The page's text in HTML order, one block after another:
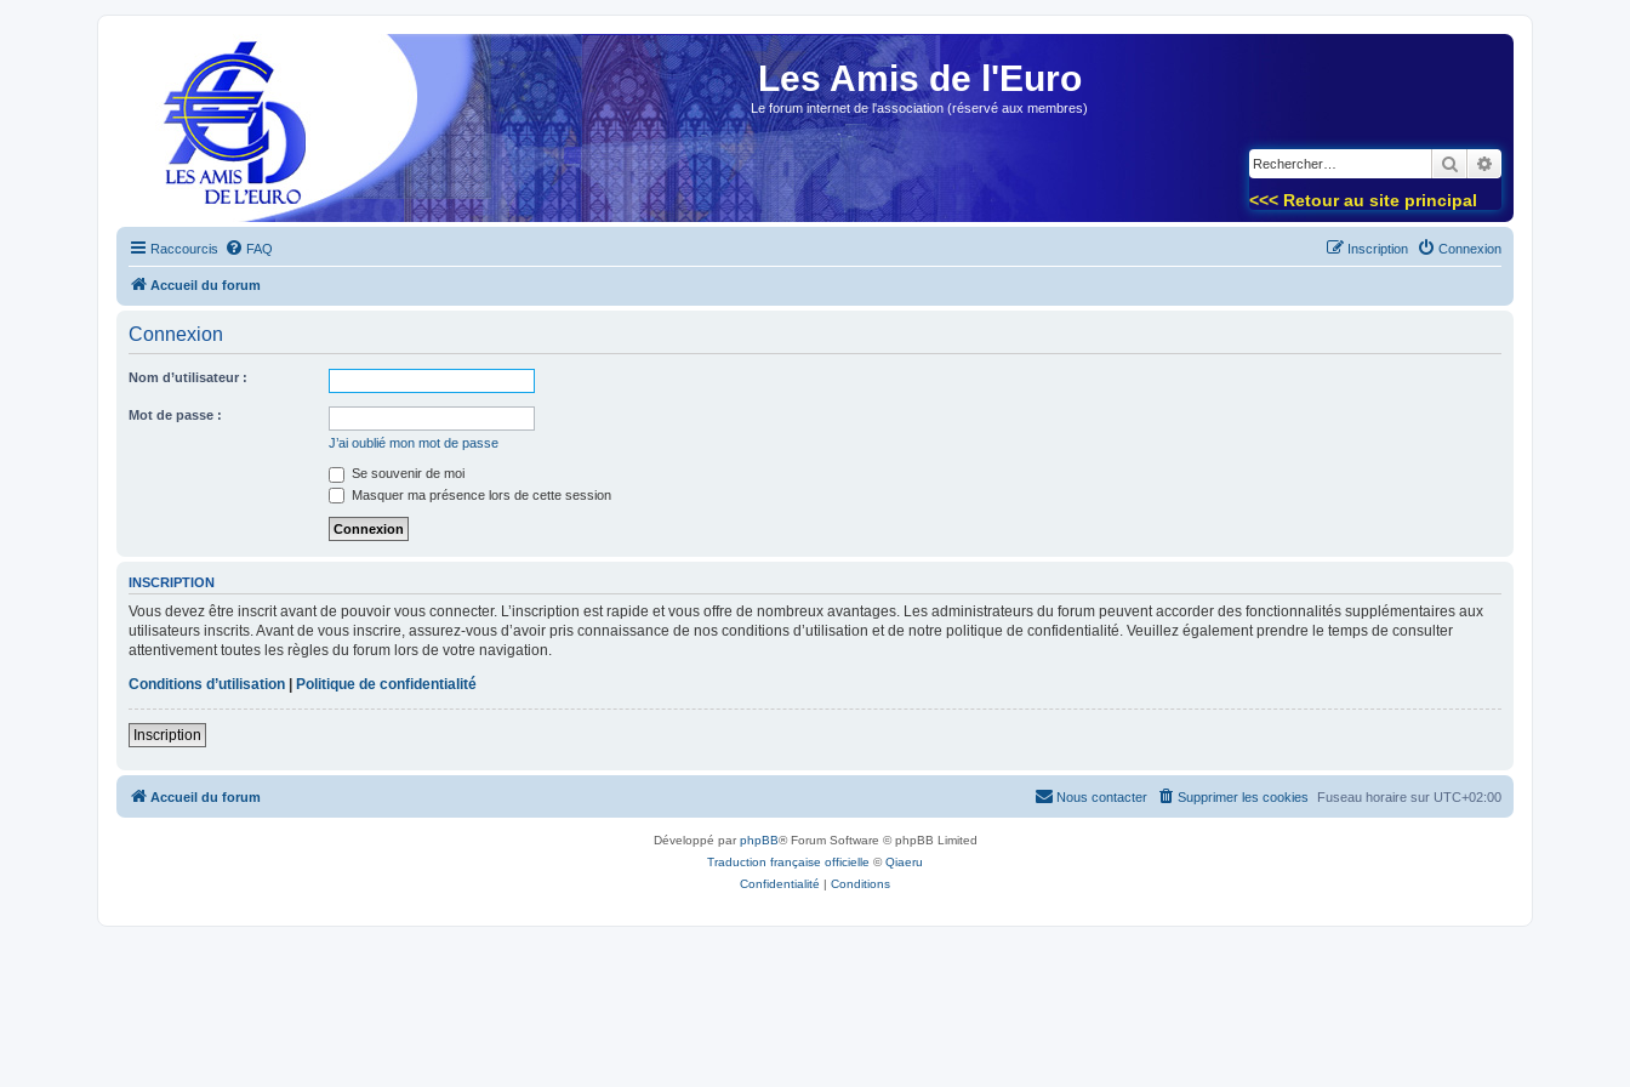
Les Amis de l'Euro
Le forum internet de l'association (réservé aux membres)
Rechercher
<<< Retour au site principal
Raccourcis FAQ Connexion
Inscription
Accueil du forum
Connexion
Nom d’utilisateur :
Mot de passe :
J’ai oublié mon mot de passe
Se souvenir de moi
Masquer ma présence lors de cette session
INSCRIPTION
Vous devez être inscrit avant de pouvoir vous connecter. L’inscription est rapide et vous offre de nombreux avantages. Les administrateurs du forum peuvent accorder des fonctionnalités supplémentaires aux
utilisateurs inscrits. Avant de vous inscrire, assurez-vous d’avoir pris connaissance de nos conditions d’utilisation et de notre politique de confidentialité. Veuillez également prendre le temps de consulter
attentivement toutes les règles du forum lors de votre navigation.
Conditions d’utilisation | Politique de confidentialité
Inscription
Accueil du forum Fuseau horaire sur UTC+02:00
Supprimer les cookies
Nous contacter
Développé parphpBB® Forum Software © phpBB Limited
Traduction française officielle ©Qiaeru
Confidentialité | Conditions